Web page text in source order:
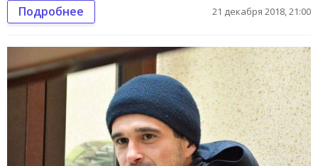
Подробнее 21 декабря 2018, 21:00